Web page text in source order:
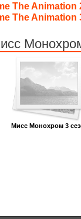
The Animation
The Animation
Мисс Монохром 3